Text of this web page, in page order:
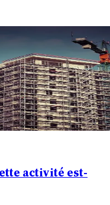
activité est-